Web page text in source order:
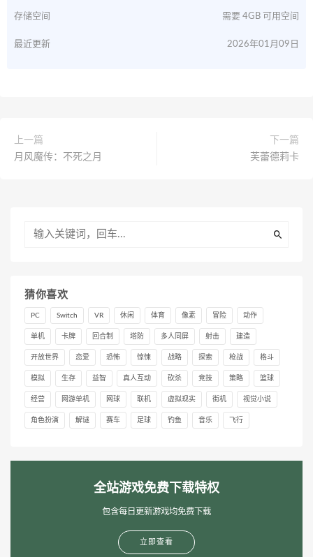
存储空间 需要 4GB 可用空间
最近更新 2026年01月09日
上一篇
月风魔传：不死之月
下一篇
芙蕾德莉卡
猜你喜欢
PC Switch VR 休闲 体育 像素 冒险 动作
单机 卡牌 回合制 塔防 多人同屏 射击 建造
开放世界 恋爱 恐怖 惊悚 战略 探索 枪战 格斗
模拟 生存 益智 真人互动 砍杀 竞技 策略 篮球
经营 网游单机 网球 联机 虚拟现实 街机 视觉小说
角色扮演 解谜 赛车 足球 钓鱼 音乐 飞行
全站游戏免费下载特权
包含每日更新游戏均免费下载
立即查看